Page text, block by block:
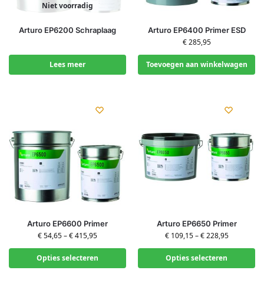
Niet voorradig
Arturo EP6200 Schraplaag
Lees meer
Arturo EP6400 Primer ESD
€285,95
Toevoegen aan winkelwagen
Arturo EP6600 Primer
€54,65–€415,95
Opties selecteren
Arturo EP6650 Primer
€109,15–€228,95
Opties selecteren